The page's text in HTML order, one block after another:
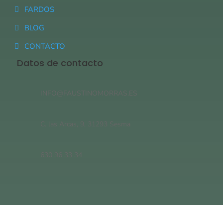
FARDOS
BLOG
CONTACTO
Datos de contacto
INFO@FAUSTINOMORRAS.ES
C. las Arcas, 9, 31293 Sesma
630 96 33 34